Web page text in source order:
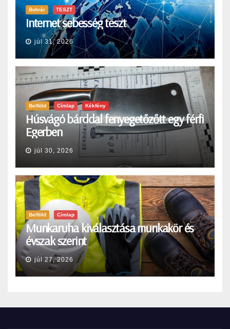
Bulvár TESZT
Internet sebesség teszt
júl 31, 2026
Belföld Címlap Kékfény
Húsvágó bárddal fenyegetőzőtt egy férfi
Egerben
júl 30, 2026
Belföld Címlap
Munkaruha kiválasztása munkakör és
évszak szerint
júl 27, 2026